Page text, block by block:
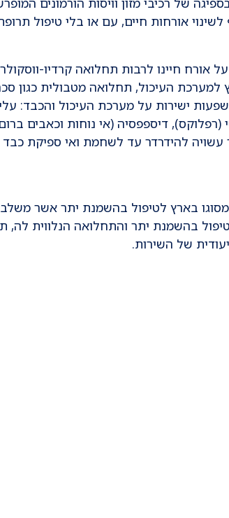
אורחות חיים, עם או בלי טיפול
אורח חיינו לרבות תחלואה קרדיו-
למערכת העיכול, תחלואה מטבולית כגון
ישירות על מערכת העיכול והכבד:
דיספפסיה (אי נוחות וכאבים
להידרדר עד לשחמת ואי ספיקת
בארץ לטיפול בהשמנת יתר אשר משלב
בהשמנת יתר והתחלואה הנלווית לה,
של השירות.